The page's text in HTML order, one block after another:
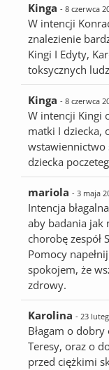
Kinga - 8 czerwca
W intencji
znalezienie
Kingi I Edyty,
toksycznych
Kinga - 8 czerwca
W intencji Kingi
matki I dziecka,
wstawiennictwo
dziecka
mariola - 3 maja
Intencja
aby badania jak
chorobę zespół
Pomocy
spokojem, że
zdrowy.
Karolina - 23
Błagam o
Teresy, oraz o
przed ciężkimi